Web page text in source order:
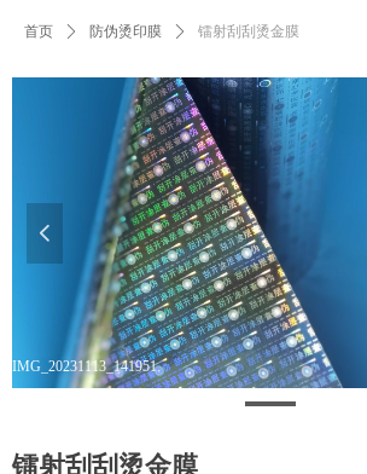
首页 ꄲ 防伪烫印膜 ꄲ 镭射刮刮烫金膜
镭射刮刮烫金膜
IMG_20231113_141951
넳